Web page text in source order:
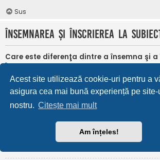
Acest site utilizează cookie-uri pentru a
asigura cea mai bună experiență pe site-
nostru. Citește mai mult
Am înțeles!
Sus
Însemnarea şi înscrierea la
Care este diferenţa dintre a însemna şi a
În phpBB 3.0 însemnarea era foarte
însemnarea în browser-ul web. Nu eraţi
publicat un răspuns. În phpBB 3.1, însemnarea
asemănătoarea înscrierii la un subiect.
subiect este actualizat. Înscriindu-vă, veţi fi
publicat un răspuns în subiectul sau în
notificare pentru însemnare și înscriere pot
Panoul utilizatorului, sub “Preferințe forum”.